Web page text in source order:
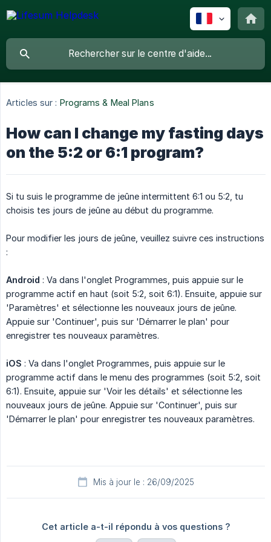
Articles sur : Programs & Meal Plans
How can I change my fasting days
on the 5:2 or 6:1 program?
Si tu suis le programme de jeûne intermittent 6:1 ou 5:2, tu
choisis tes jours de jeûne au début du programme.
Pour modifier les jours de jeûne, veuillez suivre ces instructions
:
Android : Va dans l'onglet Programmes, puis appuie sur le
programme actif en haut (soit 5:2, soit 6:1). Ensuite, appuie sur
'Paramètres' et sélectionne les nouveaux jours de jeûne.
Appuie sur 'Continuer', puis sur 'Démarrer le plan' pour
enregistrer tes nouveaux paramètres.
iOS : Va dans l'onglet Programmes, puis appuie sur le
programme actif dans le menu des programmes (soit 5:2, soit
6:1). Ensuite, appuie sur 'Voir les détails' et sélectionne les
nouveaux jours de jeûne. Appuie sur 'Continuer', puis sur
'Démarrer le plan' pour enregistrer tes nouveaux paramètres.
Mis à jour le : 26/09/2025
Cet article a-t-il répondu à vos questions ?